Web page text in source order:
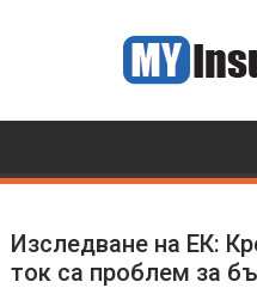
Изследване на ЕК:
ток са проблем за